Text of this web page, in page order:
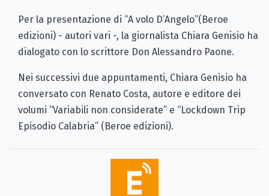
Per la presentazione di “A volo D’Angelo”(Beroe
edizioni) - autori vari -, la giornalista Chiara Genisio ha
dialogato con lo scrittore Don Alessandro Paone.
Nei successivi due appuntamenti, Chiara Genisio ha
conversato con Renato Costa, autore e editore dei
volumi “Variabili non considerate” e “Lockdown Trip
Episodio Calabria” (Beroe edizioni).